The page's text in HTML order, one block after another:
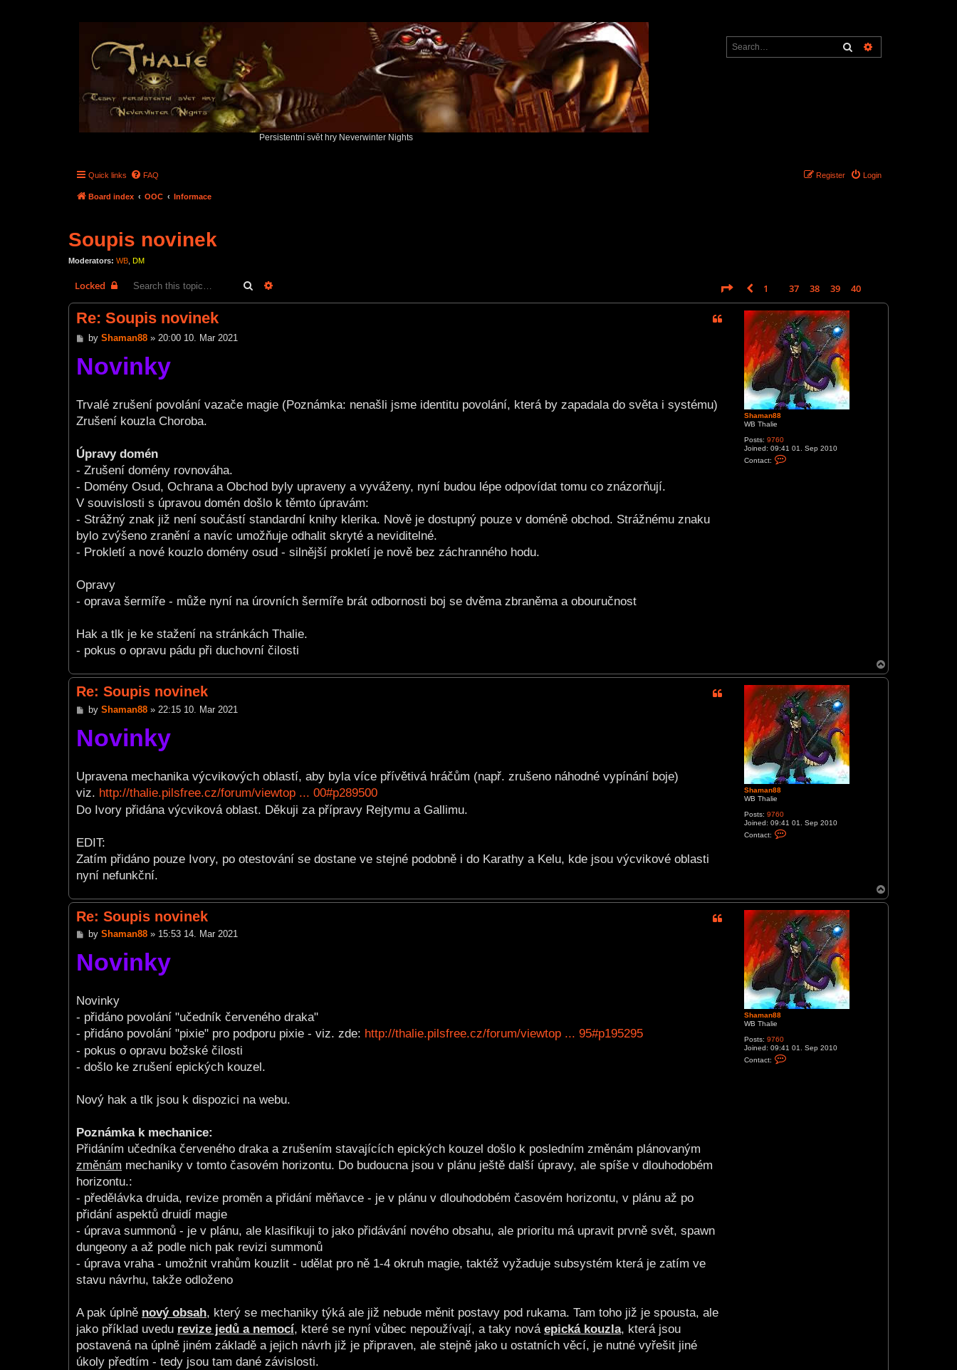
Persistentní svět hry Neverwinter Nights
Search
Quick links FAQ Login
Register
Board index OOC Informace
Soupis novinek
Moderators: WB DM
Locked Search Page 41 41
Previous
1 37 38 39 40
Shaman88
WB Thalie
Posts: 9760
Joined: 09:41 01. Sep 2010
Contact:
Re: Soupis novinek
P
s
t
by Shaman88» 20:00 10. Mar 2021
Novinky
Trvalé zrušení povolání vazače magie (Poznámka: nenašli jsme identitu povolání, která by zapadala do světa i systému)
Zrušení kouzla Choroba.
Úpravy domén
- Zrušení domény rovnováha.
- Domény Osud, Ochrana a Obchod byly upraveny a vyváženy, nyní budou lépe odpovídat tomu co znázorňují.
V souvislosti s úpravou domén došlo k těmto úpravám:
- Strážný znak již není součástí standardní knihy klerika. Nově je dostupný pouze v doméně obchod. Strážnému znaku
bylo zvýšeno zranění a navíc umožňuje odhalit skryté a neviditelné.
- Prokletí a nové kouzlo domény osud - silnější prokletí je nově bez záchranného hodu.
Opravy
- oprava šermíře - může nyní na úrovních šermíře brát odbornosti boj se dvěma zbraněma a obouručnost
Hak a tlk je ke stažení na stránkách Thalie.
- pokus o opravu pádu při duchovní čilosti
o
p
Shaman88
WB Thalie
Posts: 9760
Joined: 09:41 01. Sep 2010
Contact:
h
m
a
n
8
8
Re: Soupis novinek
P
s
t
by Shaman88» 22:15 10. Mar 2021
Novinky
Upravena mechanika výcvikových oblastí, aby byla více přívětivá hráčům (např. zrušeno náhodné vypínání boje)
viz. http://thalie.pilsfree.cz/forum/viewtop ... 00#p289500
Do Ivory přidána výcviková oblast. Děkuji za přípravy Rejtymu a Gallimu.
EDIT:
Zatím přidáno pouze Ivory, po otestování se dostane ve stejné podobně i do Karathy a Kelu, kde jsou výcvikové oblasti
nyní nefunkční.
o
p
Shaman88
WB Thalie
Posts: 9760
Joined: 09:41 01. Sep 2010
Contact:
Re: Soupis novinek
P
s
t
by Shaman88» 15:53 14. Mar 2021
Novinky
Novinky
- přidáno povolání "učedník červeného draka"
- přidáno povolání "pixie" pro podporu pixie - viz. zde: http://thalie.pilsfree.cz/forum/viewtop ... 95#p195295
- pokus o opravu božské čilosti
- došlo ke zrušení epických kouzel.
Nový hak a tlk jsou k dispozici na webu.
Poznámka k mechanice:
Přidáním učedníka červeného draka a zrušením stavajících epických kouzel došlo k posledním změnám plánovaným
změnám mechaniky v tomto časovém horizontu. Do budoucna jsou v plánu ještě další úpravy, ale spíše v dlouhodobém
horizontu.:
- předělávka druida, revize proměn a přidání měňavce - je v plánu v dlouhodobém časovém horizontu, v plánu až po
přidání aspektů druidí magie
- úprava summonů - je v plánu, ale klasifikuji to jako přidávání nového obsahu, ale prioritu má upravit prvně svět, spawn
dungeony a až podle nich pak revizi summonů
- úprava vraha - umožnit vrahům kouzlit - udělat pro ně 1-4 okruh magie, taktéž vyžaduje subsystém která je zatím ve
stavu návrhu, takže odloženo
A pak úplně nový obsah, který se mechaniky týká ale již nebude měnit postavy pod rukama. Tam toho již je spousta, ale
jako příklad uvedu revize jedů a nemocí, které se nyní vůbec nepoužívají, a taky nová epická kouzla, která jsou
postavená na úplně jiném základě a jejich návrh již je připraven, ale stejně jako u ostatních věcí, je nutné vyřešit jiné
úkoly předtím - tedy jsou tam dané závislosti.